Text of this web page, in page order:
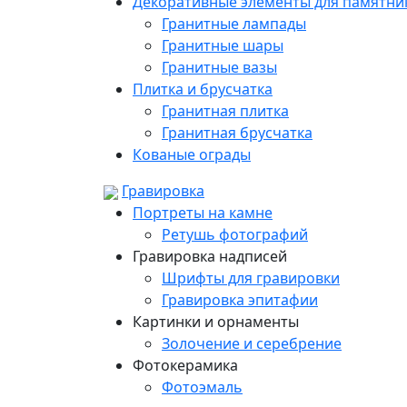
Гранитные лампады
Гранитные шары
Гранитные вазы
Плитка и брусчатка
Гранитная плитка
Гранитная брусчатка
Кованые ограды
Гравировка
Портреты на камне
Ретушь фотографий
Гравировка надписей
Шрифты для гравировки
Гравировка эпитафии
Картинки и орнаменты
Золочение и серебрение
Фотокерамика
Фотоэмаль